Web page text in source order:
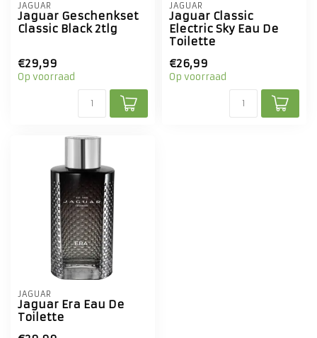
JAGUAR
Jaguar Geschenkset
Classic Black 2tlg
€29,99
Op voorraad
JAGUAR
Jaguar Classic
Electric Sky Eau De
Toilette
€26,99
Op voorraad
JAGUAR
Jaguar Era Eau De
Toilette